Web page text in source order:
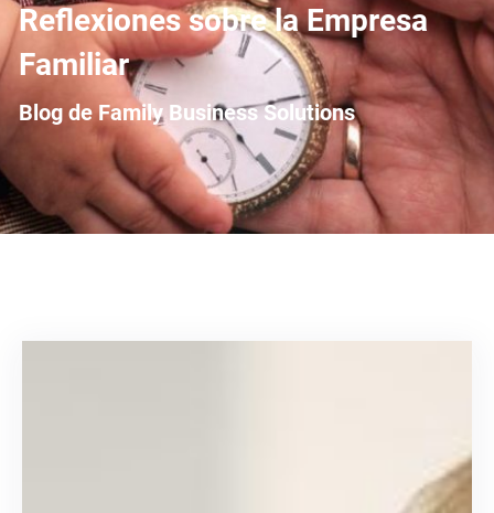
Reflexiones sobre la Empresa
Familiar
Blog de Family Business Solutions